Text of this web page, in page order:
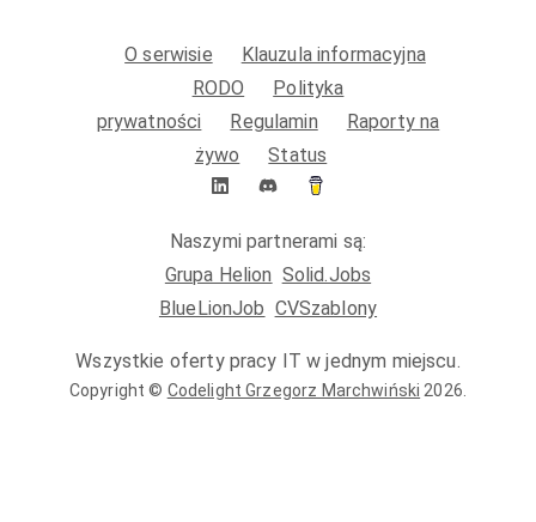
O serwisie
Klauzula informacyjna
RODO
Polityka
prywatności
Regulamin
Raporty na
żywo
Status
Naszymi partnerami są:
Grupa Helion Solid.Jobs
BlueLionJob CVSzablony
Wszystkie oferty pracy IT w jednym miejscu.
Copyright © Codelight Grzegorz Marchwiński 2026